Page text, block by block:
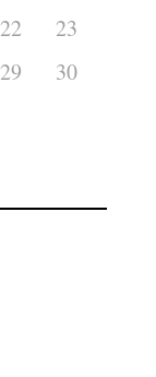
22
23
29
30